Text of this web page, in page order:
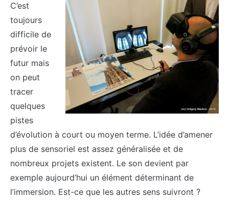
C’est
toujours
difficile de
prévoir le
futur mais
on peut
tracer
quelques
pistes
d’évolution à court ou moyen terme. L’idée d’amener
plus de sensoriel est assez généralisée et de
nombreux projets existent. Le son devient par
exemple aujourd’hui un élément déterminant de
l’immersion. Est-ce que les autres sens suivront ?